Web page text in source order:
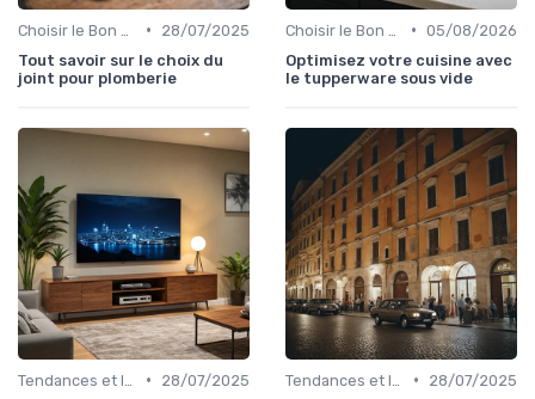
•
28/07/2025
Tout savoir sur le choix du
joint pour plomberie
• 05/08/2026
Optimisez votre cuisine avec
le tupperware sous vide
•
28/07/2025
•
28/07/2025